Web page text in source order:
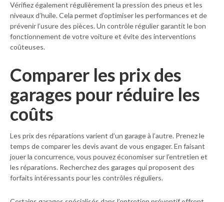
Vérifiez également régulièrement la pression des pneus et les
niveaux d’huile. Cela permet d’optimiser les performances et de
prévenir l’usure des pièces. Un contrôle régulier garantit le bon
fonctionnement de votre voiture et évite des interventions
coûteuses.
Comparer les prix des
garages pour réduire les
coûts
Les prix des réparations varient d’un garage à l’autre. Prenez le
temps de comparer les devis avant de vous engager. En faisant
jouer la concurrence, vous pouvez économiser sur l’entretien et
les réparations. Recherchez des garages qui proposent des
forfaits intéressants pour les contrôles réguliers.